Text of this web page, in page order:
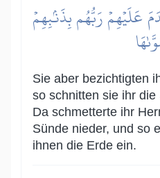
عَلَيۡهِمۡ رَبُّهُم بِذَنۢبِهِمۡ
Sie aber bezichtigten
so schnitten sie ihr die
Da schmetterte ihr
Sünde nieder, und so
ihnen die Erde ein.